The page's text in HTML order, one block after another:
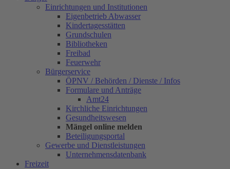
Einrichtungen und Institutionen
Eigenbetrieb Abwasser
Kindertagesstätten
Grundschulen
Bibliotheken
Freibad
Feuerwehr
Bürgerservice
ÖPNV / Behörden / Dienste / Infos
Formulare und Anträge
Amt24
Kirchliche Einrichtungen
Gesundheitswesen
Mängel online melden
Beteiligungsportal
Gewerbe und Dienstleistungen
Unternehmensdatenbank
Freizeit